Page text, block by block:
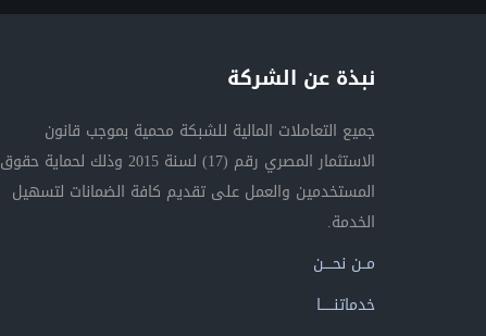
نبذة عن الشركة
جميع التعاملات المالية للشبكة محمية بموجب قانون
الاستثمار المصري رقم (17) لسنة 2015 وذلك لحماية حقوق
المستخدمين والعمل على تقديم كافة الضمانات لتسهيل
الخدمة.
مــن نحــــن
خدماتنــــــا